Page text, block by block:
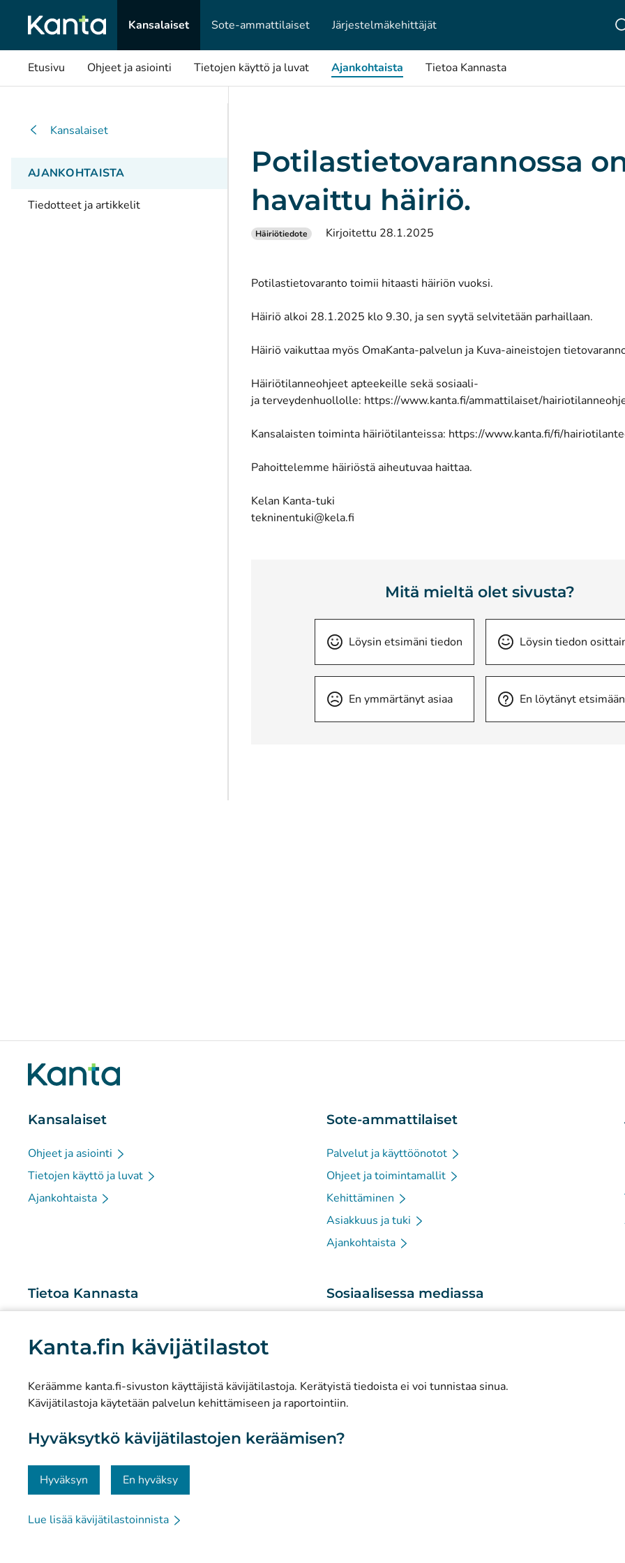
Kanta.fin kävijätilastot
Keräämme kanta.fi-sivuston käyttäjistä kävijätilastoja. Kerätyistä tiedoista ei voi tunnistaa sinua.
Kävijätilastoja käytetään palvelun kehittämiseen ja raportointiin.
Hyväksytkö kävijätilastojen keräämisen?
Hyväksyn En hyväksy
Lue lisää kävijätilastoinnista
Kansalaiset
Sote-ammattilaiset Järjestelmä­kehittäjät
Etusivu Ohjeet ja asiointi Tietojen käyttö ja luvat Ajankohtaista Tietoa Kannasta
Kansalaiset
AJANKOHTAISTA
Tiedotteet ja artikkelit
Potilastietovarannossa
havaittu häiriö.
Häiriötiedote Kirjoitettu 28.1.2025
Potilastietovaranto toimii hitaasti häiriön vuoksi.
Häiriö alkoi 28.1.2025 klo 9.30, ja sen syytä selvitetään parhaillaan.
Häiriö vaikuttaa myös OmaKanta-palvelun ja Kuva-aineistojen
Häiriötilanneohjeet apteekeille sekä sosiaali-
ja terveydenhuollolle: https://www.kanta.fi/ammattilaiset/
Kansalaisten toiminta häiriötilanteissa: https://www.kanta.fi/fi/
Pahoittelemme häiriöstä aiheutuvaa haittaa.
Kelan Kanta-tuki
tekninentuki@kela.fi
Mitä mieltä olet sivusta?
Löysin etsimäni tiedon Löysin tiedon
En ymmärtänyt asiaa En löytänyt
Kansalaiset
Ohjeet ja asiointi
Tietojen käyttö ja luvat
Ajankohtaista
Sote-ammattilaiset
Palvelut ja käyttöönotot
Ohjeet ja toimintamallit
Kehittäminen
Asiakkuus ja tuki
Ajankohtaista
Tietoa Kannasta
Tutkimus ja tiedolla johtaminen
Tietosuoja ja saavutettavuus
Viestintä ja sosiaalinen media
Sosiaalisessa mediassa
© Kanta-Palvelut, Kansaneläkelaitos